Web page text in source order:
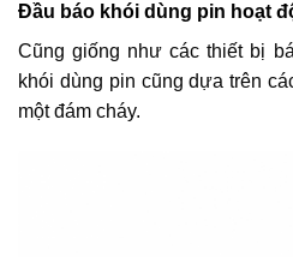
Đầu báo khói dùng pin hoạt
Cũng giống như các thiết bị
khói dùng pin cũng dựa trên
một đám cháy.